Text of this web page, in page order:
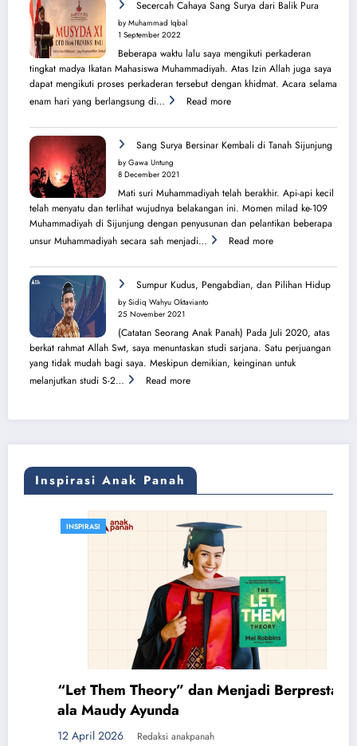
Perjuangan
IMM
Ahmad
Yani
Secercah Cahaya Sang Surya dari Balik Pura
by Muhammad Iqbal
1 September 2022
Beberapa waktu lalu saya mengikuti perkaderan
tingkat madya Ikatan Mahasiswa Muhammadiyah. Atas Izin Allah juga saya
dapat mengikuti proses perkaderan tersebut dengan khidmat. Acara selama
enam hari yang berlangsung di…
Read more:
Cahaya
Sang
Balik
Pura
Sang Surya Bersinar Kembali di Tanah Sijunjung
by Gawa Untung
8 December 2021
Mati suri Muhammadiyah telah berakhir. Api-api kecil
telah menyatu dan terlihat wujudnya belakangan ini. Momen milad ke-109
Muhammadiyah di Sijunjung dengan penyusunan dan pelantikan beberapa
unsur Muhammadiyah secara sah menjadi…
Read more:
Surya
Bersinar
Tanah
Sijunjung
Sumpur Kudus, Pengabdian, dan Pilihan Hidup
by Sidiq Wahyu Oktavianto
25 November 2021
(Catatan Seorang Anak Panah) Pada Juli 2020, atas
berkat rahmat Allah Swt, saya menuntaskan studi sarjana. Satu perjuangan
yang tidak mudah bagi saya. Meskipun demikian, keinginan untuk
melanjutkan studi S-2…
Read more:
Pengabdian,
Hidup
Inspirasi Anak Panah
INSPIRASI
“Let Them Theory” dan Menjadi Berprestasi
ala Maudy Ayunda
12 April 2026 Redaksi anakpanah